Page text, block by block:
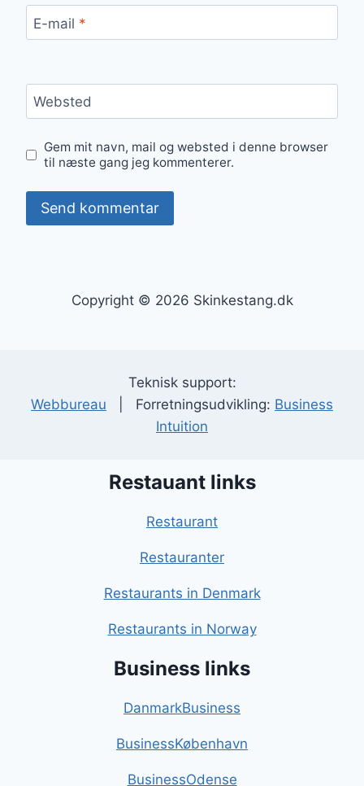
E-mail *
Websted
Gem mit navn, mail og websted i denne browser
til næste gang jeg kommenterer.
Copyright © 2026 Skinkestang.dk
Teknisk support:
Webbureau | Forretningsudvikling: Business
Intuition
Restauant links
Restaurant
Restauranter
Restaurants in Denmark
Restaurants in Norway
Business links
DanmarkBusiness
BusinessKøbenhavn
BusinessOdense